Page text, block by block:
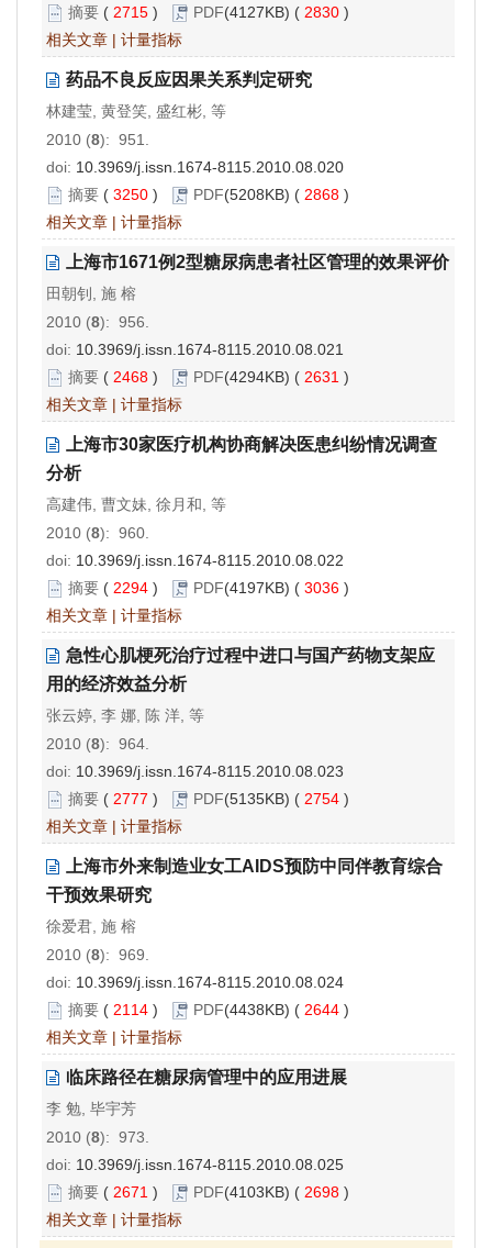
摘要 ( 2715 ) PDF(4127KB) ( 2830 )
相关文章 | 计量指标
药品不良反应因果关系判定研究
林建莹, 黄登笑, 盛红彬, 等
2010 (8): 951.
doi: 10.3969/j.issn.1674-8115.2010.08.020
摘要 ( 3250 ) PDF(5208KB) ( 2868 )
相关文章 | 计量指标
上海市1671例2型糖尿病患者社区管理的效果评价
田朝钊, 施 榕
2010 (8): 956.
doi: 10.3969/j.issn.1674-8115.2010.08.021
摘要 ( 2468 ) PDF(4294KB) ( 2631 )
相关文章 | 计量指标
上海市30家医疗机构协商解决医患纠纷情况调查
分析
高建伟, 曹文妹, 徐月和, 等
2010 (8): 960.
doi: 10.3969/j.issn.1674-8115.2010.08.022
摘要 ( 2294 ) PDF(4197KB) ( 3036 )
相关文章 | 计量指标
急性心肌梗死治疗过程中进口与国产药物支架应
用的经济效益分析
张云婷, 李 娜, 陈 洋, 等
2010 (8): 964.
doi: 10.3969/j.issn.1674-8115.2010.08.023
摘要 ( 2777 ) PDF(5135KB) ( 2754 )
相关文章 | 计量指标
上海市外来制造业女工AIDS预防中同伴教育综合
干预效果研究
徐爱君, 施 榕
2010 (8): 969.
doi: 10.3969/j.issn.1674-8115.2010.08.024
摘要 ( 2114 ) PDF(4438KB) ( 2644 )
相关文章 | 计量指标
临床路径在糖尿病管理中的应用进展
李 勉, 毕宇芳
2010 (8): 973.
doi: 10.3969/j.issn.1674-8115.2010.08.025
摘要 ( 2671 ) PDF(4103KB) ( 2698 )
相关文章 | 计量指标